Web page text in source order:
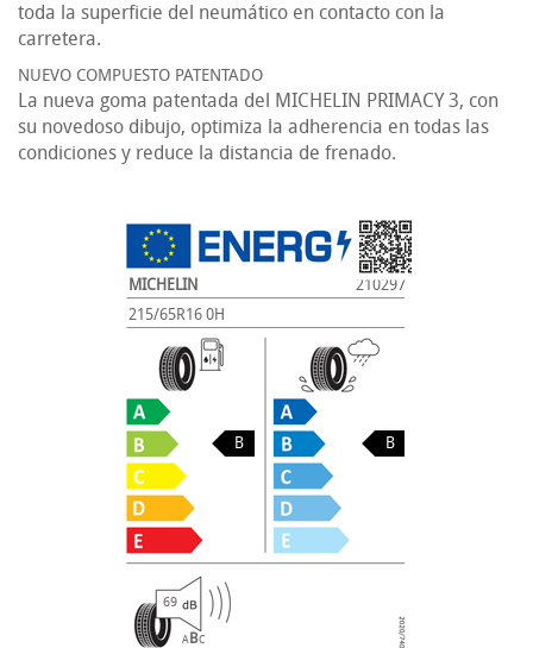
toda la superficie del neumático en contacto con la
carretera.
NUEVO COMPUESTO PATENTADO
La nueva goma patentada del MICHELIN PRIMACY 3, con
su novedoso dibujo, optimiza la adherencia en todas las
condiciones y reduce la distancia de frenado.
MICHELIN
210297
215/65R16 0H
B B
69
ABC